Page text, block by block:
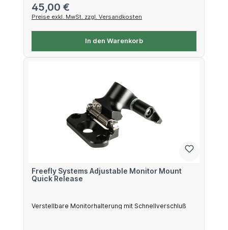
Regulärer Preis:
45,00 €
Preise exkl. MwSt. zzgl. Versandkosten
In den Warenkorb
Freefly Systems Adjustable Monitor Mount
Quick Release
Verstellbare Monitorhalterung mit Schnellverschluß